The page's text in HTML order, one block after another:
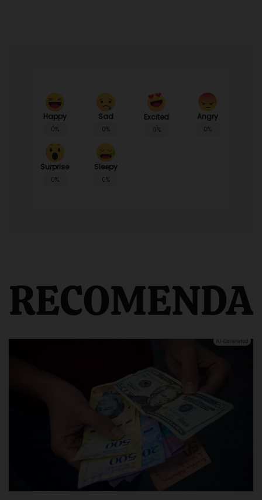
Happy
0%
Sad
0%
Excited
0%
Angry
0%
Surprise
0%
Sleepy
0%